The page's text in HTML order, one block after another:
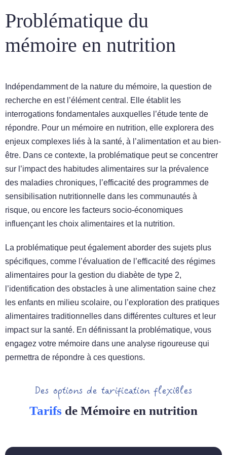
Problématique du
mémoire en nutrition
Indépendamment de la nature du mémoire, la question de
recherche en est l’élément central. Elle établit les
interrogations fondamentales auxquelles l’étude tente de
répondre. Pour un mémoire en nutrition, elle explorera des
enjeux complexes liés à la santé, à l’alimentation et au bien-
être. Dans ce contexte, la problématique peut se concentrer
sur l’impact des habitudes alimentaires sur la prévalence
des maladies chroniques, l’efficacité des programmes de
sensibilisation nutritionnelle dans les communautés à
risque, ou encore les facteurs socio-économiques
influençant les choix alimentaires et la nutrition.
La problématique peut également aborder des sujets plus
spécifiques, comme l’évaluation de l’efficacité des régimes
alimentaires pour la gestion du diabète de type 2,
l’identification des obstacles à une alimentation saine chez
les enfants en milieu scolaire, ou l’exploration des pratiques
alimentaires traditionnelles dans différentes cultures et leur
impact sur la santé. En définissant la problématique, vous
engagez votre mémoire dans une analyse rigoureuse qui
permettra de répondre à ces questions.
Des options de tarification flexibles
Tarifs de Mémoire en nutrition